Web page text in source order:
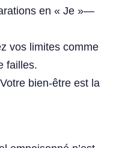
en « Je »—
vos limites comme
failles.
bien-être est la